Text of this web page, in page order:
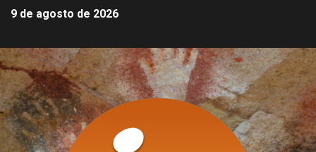
9 de agosto de 2026